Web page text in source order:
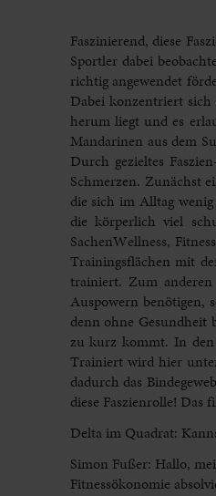
Faszinierend, diese
Sportler dabei
richtig angewendet
Dabei konzentriert
herum liegt und es
Mandarinen aus dem
Durch gezieltes
Schmerzen. Zunächst
die sich im Alltag
die körperlich viel
SachenWellness,
Trainingsflächen mit
trainiert. Zum
Auspowern benötigen,
denn ohne Gesundheit
zu kurz kommt. In den
Trainiert wird hier
dadurch das
diese Faszienrolle! Das
Delta im Quadrat:
Simon Fußer: Hallo,
Fitnessökonomie